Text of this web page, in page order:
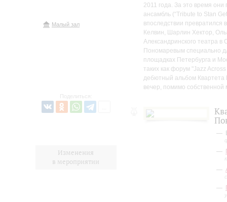
Малый зал
Поделиться:
Изменения
в мероприятии
2011 года. За это время
ансамбль (“Tribute to Stan
впоследствии превратился
Келвин, Шарлин Хектор,
Александринского театра
Пономаревым специально
площадках Петербурга и
таких как форум "Jazz
дебютный альбом Квартета
вечер, помимо собственной